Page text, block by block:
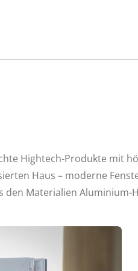
Hightech-Produkte mit
Haus – moderne
den Materialien